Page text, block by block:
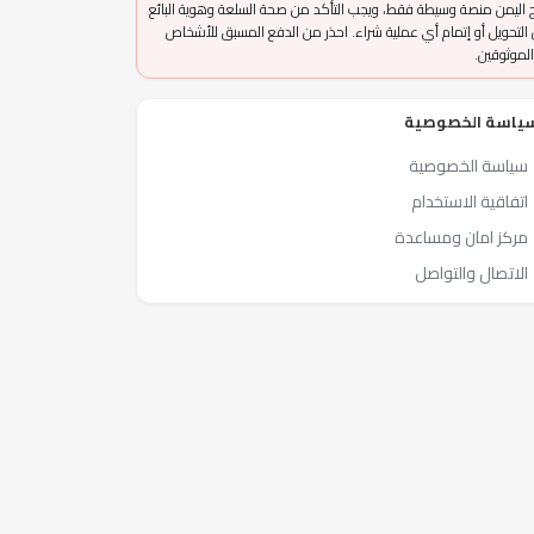
اليمن منصة وسيطة فقط، ويجب التأكد من صحة السلعة وهوية البائع
التحويل أو إتمام أي عملية شراء. احذر من الدفع المسبق للأشخاص
الخصوصية
سياسة الخصوصية
اتفاقية الاستخدام
مركز امان ومساعدة
الاتصال والتواصل